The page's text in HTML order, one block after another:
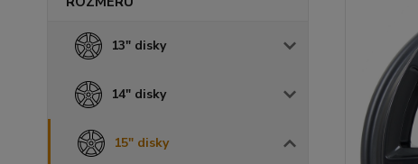
13" disky
14" disky
15" disky